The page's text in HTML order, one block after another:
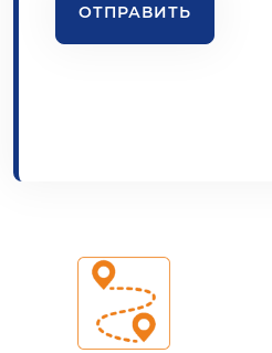
ОТПРАВИТЬ